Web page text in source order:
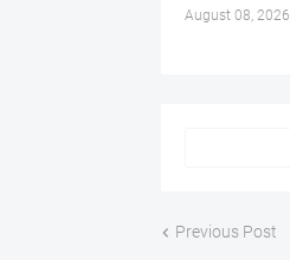
August 08, 2026
Previous Post